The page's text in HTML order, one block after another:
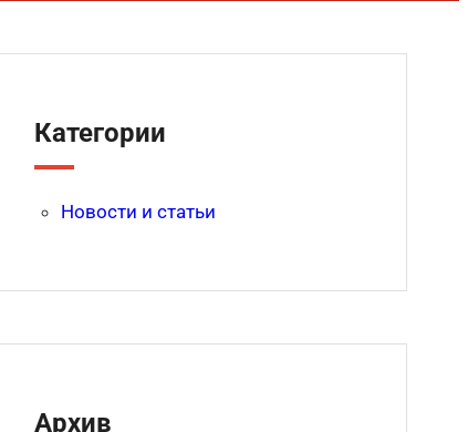
Категории
Новости и статьи
Архив